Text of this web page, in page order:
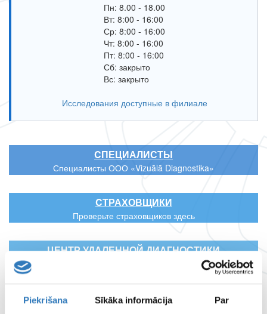
Piekrišana Sīkāka informācija Par
Пн: 8.00 - 18.00
Вт: 8:00 - 16:00
Ср: 8:00 - 16:00
Чт: 8:00 - 16:00
Пт: 8:00 - 16:00
Сб: закрыто
Вс: закрыто
Исследования доступные в филиале
CПЕЦИАЛИСТЫ
Специалисты ООО «Vizuālā Diagnostika»
CТРАХОВЩИКИ
Проверьте страховщиков здесь
ЦЕНТР УДАЛЕННОЙ ДИАГНОСТИКИ
РАБОЧЕЕ ВРЕМЯ ФИЛИАЛОВ